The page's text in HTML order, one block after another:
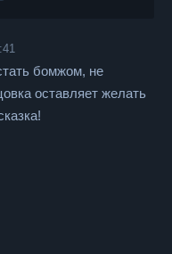
бомжом, не
оставляет желать